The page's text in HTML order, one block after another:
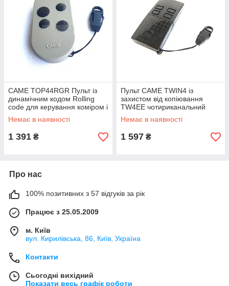
CAME TOP44RGR Пульт із
динамічним кодом Rolling
code для керування коміром і
шлагбаума
Немає в наявності
1 391 ₴
Пульт CAME TWIN4 із
захистом від копіювання
TW4EE чотириканальний
Немає в наявності
1 597 ₴
Про нас
100% позитивних з 57 відгуків за рік
Працює з 25.05.2009
м. Київ
вул. Кирилівська, 86, Київ, Україна
Контакти
Сьогодні вихідний
Показати весь графік роботи